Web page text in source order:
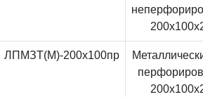
ЛПМЗТ(М)-200x100пр